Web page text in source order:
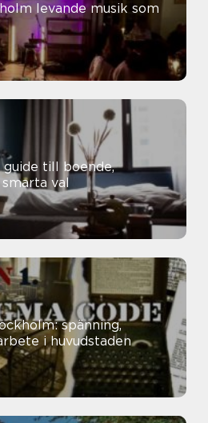
som
val
spänning,
i huvudstaden